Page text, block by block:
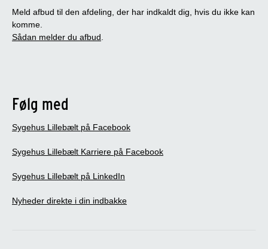
Meld afbud til den afdeling, der har indkaldt dig, hvis du ikke kan
komme.
Sådan melder du afbud.
Følg med
Sygehus Lillebælt på Facebook
Sygehus Lillebælt Karriere på Facebook
Sygehus Lillebælt på LinkedIn
Nyheder direkte i din indbakke